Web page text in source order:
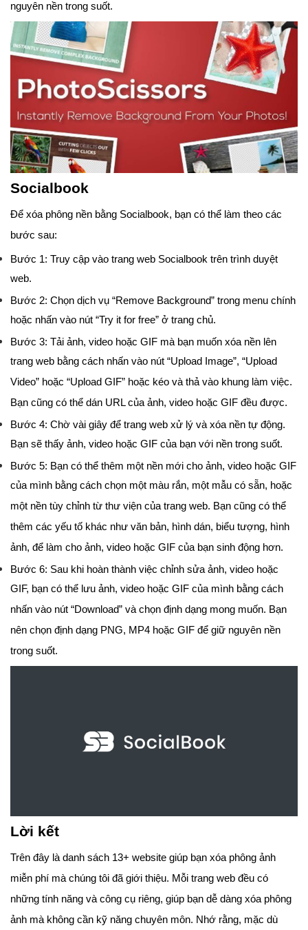
nguyên nền trong suốt.
Socialbook
Để xóa phông nền bằng Socialbook, bạn có thể làm theo các
bước sau:
Bước 1: Truy cập vào trang web Socialbook trên trình duyệt
web.
Bước 2: Chọn dịch vụ “Remove Background” trong menu chính
hoặc nhấn vào nút “Try it for free” ở trang chủ.
Bước 3: Tải ảnh, video hoặc GIF mà bạn muốn xóa nền lên
trang web bằng cách nhấn vào nút “Upload Image”, “Upload
Video” hoặc “Upload GIF” hoặc kéo và thả vào khung làm việc.
Bạn cũng có thể dán URL của ảnh, video hoặc GIF đều được.
Bước 4: Chờ vài giây để trang web xử lý và xóa nền tự động.
Bạn sẽ thấy ảnh, video hoặc GIF của bạn với nền trong suốt.
Bước 5: Bạn có thể thêm một nền mới cho ảnh, video hoặc GIF
của mình bằng cách chọn một màu rắn, một mẫu có sẵn, hoặc
một nền tùy chỉnh từ thư viện của trang web. Bạn cũng có thể
thêm các yếu tố khác như văn bản, hình dán, biểu tượng, hình
ảnh, để làm cho ảnh, video hoặc GIF của bạn sinh động hơn.
Bước 6: Sau khi hoàn thành việc chỉnh sửa ảnh, video hoặc
GIF, bạn có thể lưu ảnh, video hoặc GIF của mình bằng cách
nhấn vào nút “Download” và chọn định dạng mong muốn. Bạn
nên chọn định dạng PNG, MP4 hoặc GIF để giữ nguyên nền
trong suốt.
Lời kết
Trên đây là danh sách 13+ website giúp bạn xóa phông ảnh
miễn phí mà chúng tôi đã giới thiệu. Mỗi trang web đều có
những tính năng và công cụ riêng, giúp bạn dễ dàng xóa phông
ảnh mà không cần kỹ năng chuyên môn. Nhớ rằng, mặc dù